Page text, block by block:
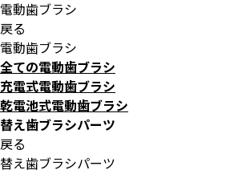
電動歯ブラシ
戻る
電動歯ブラシ
全ての電動歯ブラシ
充電式電動歯ブラシ
乾電池式電動歯ブラシ
替え歯ブラシパーツ
戻る
替え歯ブラシパーツ